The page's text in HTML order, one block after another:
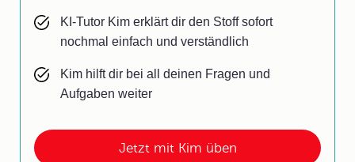
Jetzt mit Kim üben
KI-Tutor Kim erklärt dir den Stoff sofort
nochmal einfach und verständlich
Kim hilft dir bei all deinen Fragen und
Aufgaben weiter